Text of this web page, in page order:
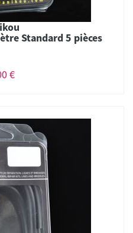
Standard 5 pièces
€